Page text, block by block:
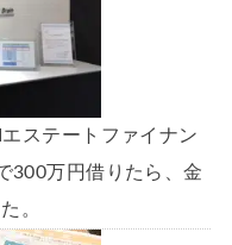
ステートファイナン
300万円借りたら、金
。